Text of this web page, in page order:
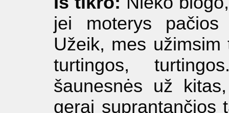
jei moterys
Užeik, mes
turtingos,
šaunesnės už
gerai suprantančios